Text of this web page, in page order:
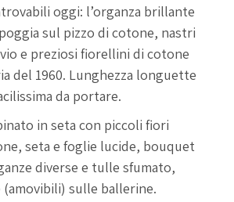
oggi: l’organza brillante
sul pizzo di cotone, nastri
e preziosi fiorellini di cotone
del 1960. Lunghezza longuette
da portare.
in seta con piccoli fiori
seta e foglie lucide, bouquet
diverse e tulle sfumato,
sulle ballerine.